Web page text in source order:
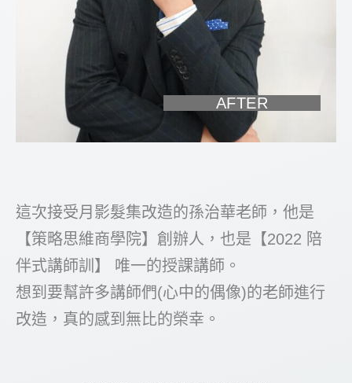
AFTER
這次接受月影髮集改造的孫治華老師，他是
【策略思維商學院】創辦人，也是【2022 陪
伴式講師訓】 唯一的授課講師。
想到要幫許多講師們(心中的偶像)的老師進行
改造，真的感到無比的榮幸。